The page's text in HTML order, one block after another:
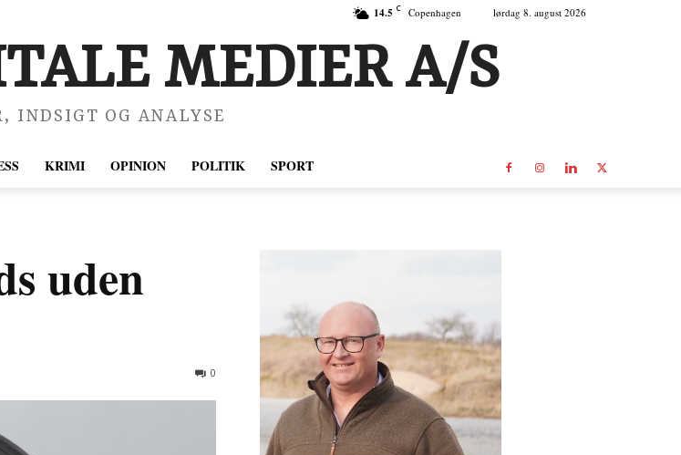
14.5 C Copenhagen lørdag 8. august 2026
MEDIER A/S
INDSIGT OG ANALYSE
KRIMI OPINION POLITIK SPORT
uden
0